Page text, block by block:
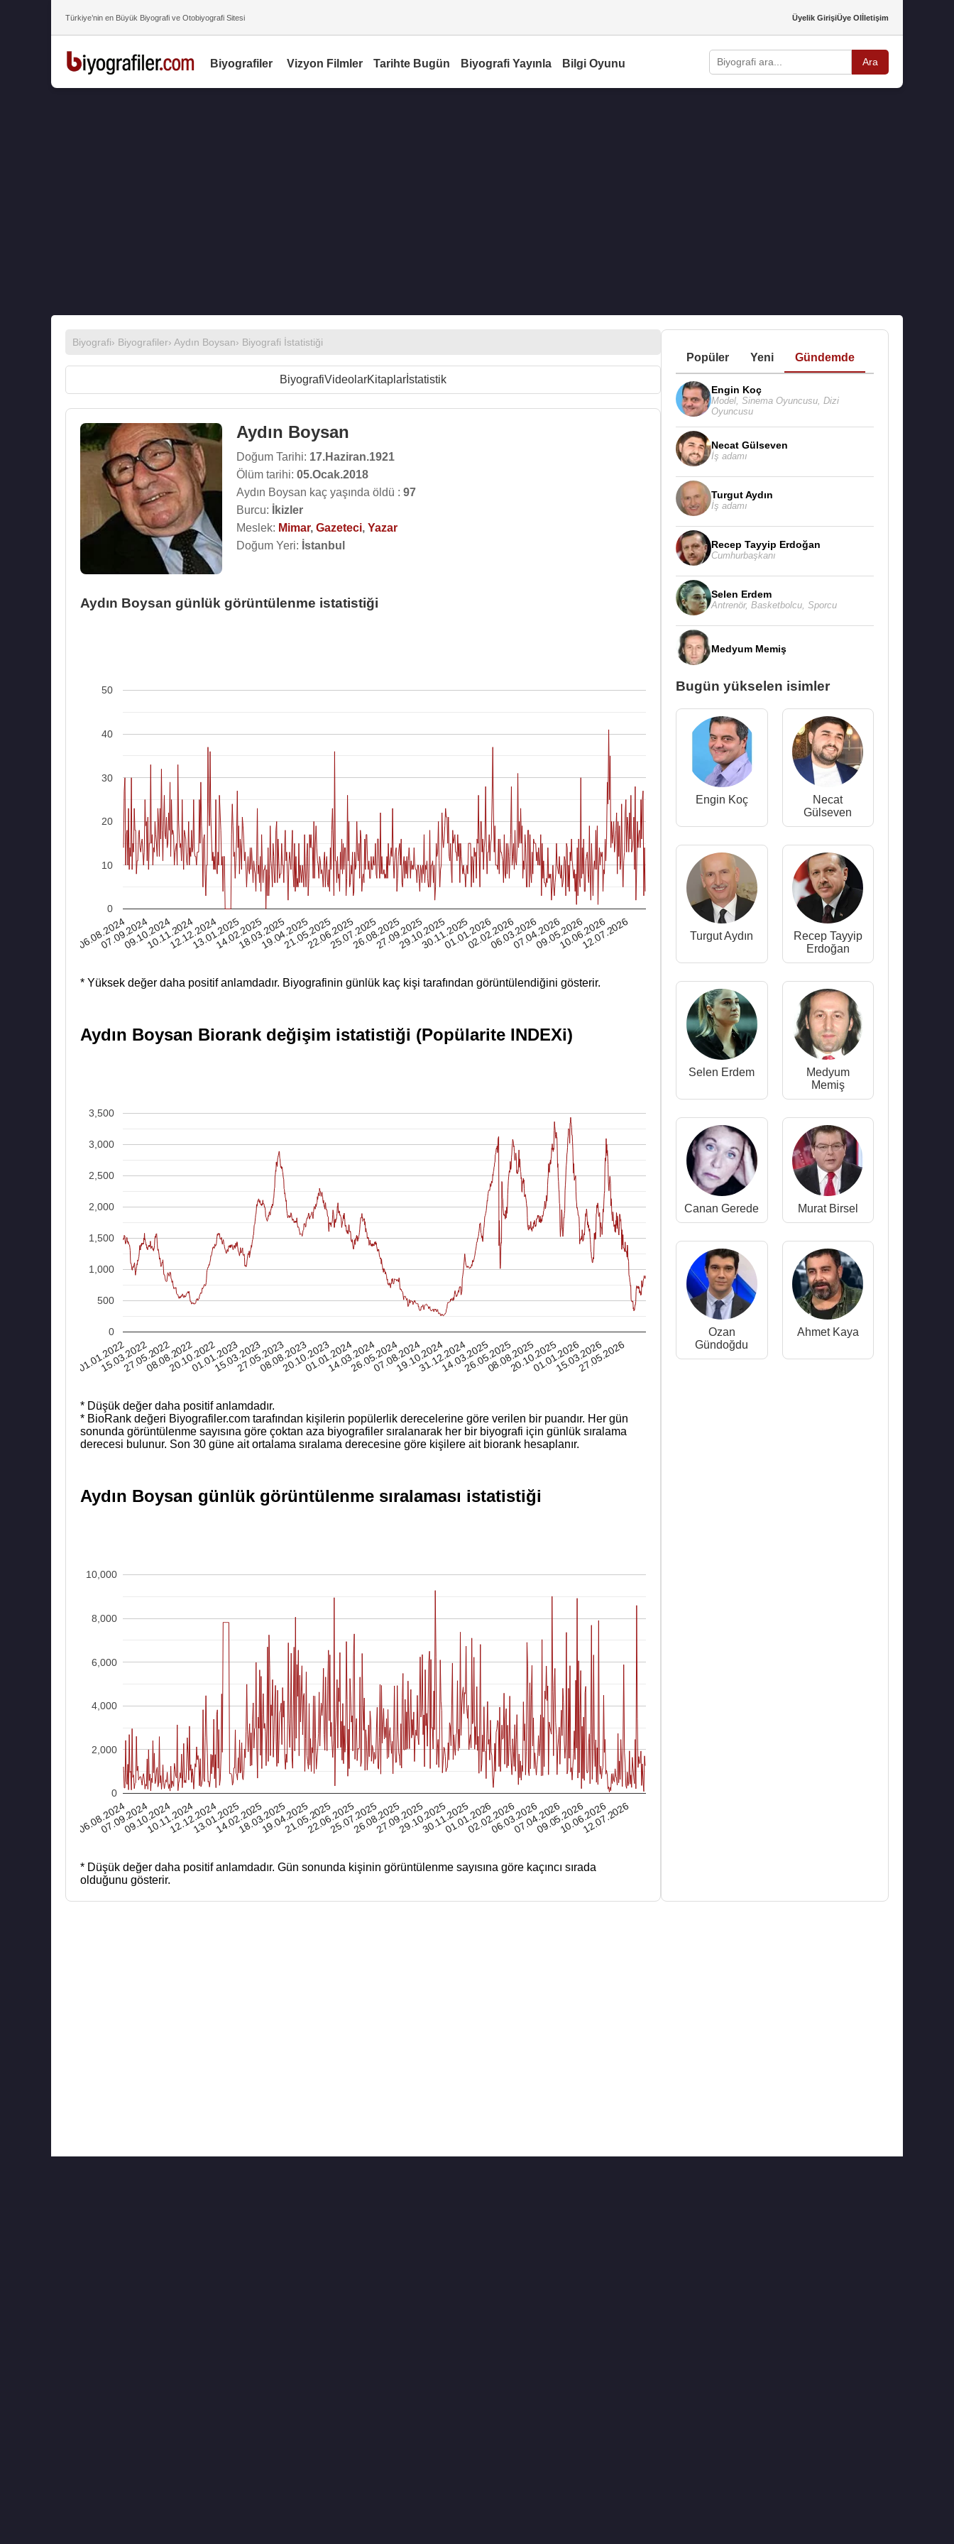
Türkiye’nin en Büyük Biyografi ve Otobiyografi Sitesi Üyelik GirişiÜye Olİletişim
Biyografiler Vizyon Filmler Tarihte Bugün Biyografi Yayınla Bilgi Oyunu Ara
Biyografi› Biyografiler› Aydın Boysan› Biyografi İstatistiği
BiyografiVideolarKitaplar İstatistik
Aydın Boysan
Doğum Tarihi: 17.Haziran.1921
Ölüm tarihi: 05.Ocak.2018
Aydın Boysan kaç yaşında öldü : 97
Burcu:
İkizler
Meslek: Mimar, Gazeteci, Yazar
Doğum Yeri: İstanbul
Aydın Boysan günlük görüntülenme istatistiği
06.08.2024
07.09.2024
09.10.2024
10.11.2024
12.12.2024
13.01.2025
14.02.2025
18.03.2025
19.04.2025
21.05.2025
22.06.2025
25.07.2025
26.08.2025
27.09.2025
29.10.2025
30.11.2025
01.01.2026
02.02.2026
06.03.2026
07.04.2026
09.05.2026
10.06.2026
12.07.2026
0
10
20
30
40
50
* Yüksek değer daha positif anlamdadır. Biyografinin günlük kaç kişi tarafından görüntülendiğini gösterir.
Aydın Boysan Biorank değişim istatistiği (Popülarite INDEXi)
01.01.2022
15.03.2022
27.05.2022
08.08.2022
20.10.2022
01.01.2023
15.03.2023
27.05.2023
08.08.2023
20.10.2023
01.01.2024
14.03.2024
26.05.2024
07.08.2024
19.10.2024
31.12.2024
14.03.2025
26.05.2025
08.08.2025
20.10.2025
01.01.2026
15.03.2026
27.05.2026
0
500
1,000
1,500
2,000
2,500
3,000
3,500
* Düşük değer daha positif anlamdadır.
* BioRank değeri Biyografiler.com tarafından kişilerin popülerlik derecelerine göre verilen bir puandır. Her gün
sonunda görüntülenme sayısına göre çoktan aza biyografiler sıralanarak her bir biyografi için günlük sıralama
derecesi bulunur. Son 30 güne ait ortalama sıralama derecesine göre kişilere ait biorank hesaplanır.
Aydın Boysan günlük görüntülenme sıralaması istatistiği
06.08.2024
07.09.2024
09.10.2024
10.11.2024
12.12.2024
13.01.2025
14.02.2025
18.03.2025
19.04.2025
21.05.2025
22.06.2025
25.07.2025
26.08.2025
27.09.2025
29.10.2025
30.11.2025
01.01.2026
02.02.2026
06.03.2026
07.04.2026
09.05.2026
10.06.2026
12.07.2026
0
2,000
4,000
6,000
8,000
10,000
* Düşük değer daha positif anlamdadır. Gün sonunda kişinin görüntülenme sayısına göre kaçıncı sırada
olduğunu gösterir.
Popüler Yeni Gündemde
Engin Koç
Model, Sinema Oyuncusu, Dizi
Oyuncusu
Necat Gülseven
İş adamı
Turgut Aydın
İş adamı
Recep Tayyip Erdoğan
Cumhurbaşkanı
Selen Erdem
Antrenör, Basketbolcu Sporcu
Medyum Memiş
Bugün yükselen isimler
Engin Koç
Necat
Gülseven
Turgut Aydın
Recep Tayyip
Erdoğan
Selen Erdem
Medyum
Memiş
Canan Gerede Murat Birsel
Ozan
Gündoğdu
Ahmet Kaya